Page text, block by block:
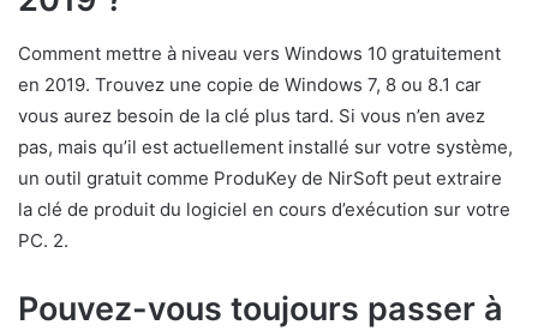
Comment mettre à niveau vers Windows 10 gratuitement
en 2019. Trouvez une copie de Windows 7, 8 ou 8.1 car
vous aurez besoin de la clé plus tard. Si vous n’en avez
pas, mais qu’il est actuellement installé sur votre système,
un outil gratuit comme ProduKey de NirSoft peut extraire
la clé de produit du logiciel en cours d’exécution sur votre
PC. 2.
Pouvez-vous toujours passer à